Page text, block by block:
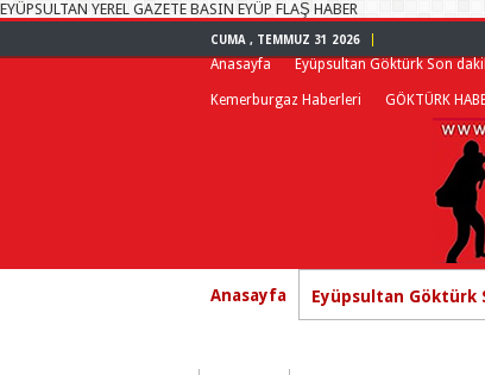
EYÜPSULTAN YEREL GAZETE BASIN EYÜP FLAŞ HABER
CUMA , TEMMUZ 31 2026
Anasayfa Eyüpsultan Göktürk Son
Kemerburgaz Haberleri GÖKTÜRK
Anasayfa Eyüpsultan Göktürk